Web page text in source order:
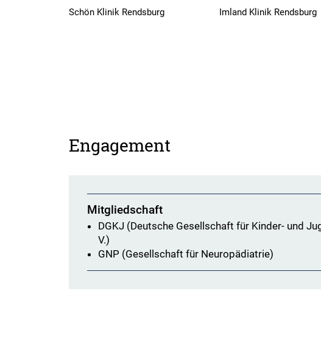
Schön Klinik Rendsburg Imland Klinik Rendsburg
Engagement
Mitgliedschaft
DGKJ (Deutsche Gesellschaft für Kinder- und
V.)
GNP (Gesellschaft für Neuropädiatrie)